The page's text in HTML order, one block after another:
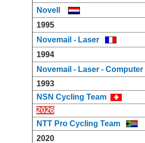
Novell
1995
Novemail - Laser
1994
Novemail - Laser - Computer
1993
NSN Cycling Team
2026
NTT Pro Cycling Team
2020